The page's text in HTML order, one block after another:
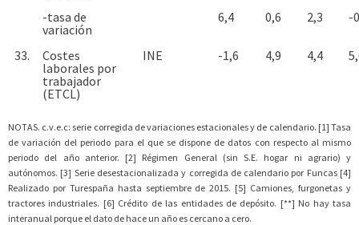
-tasa de
variación
6,4 0,6 2,3 -
33.
Costes
laborales por
trabajador
(ETCL)
INE -1,6 4,9 4,4
NOTAS. c.v.e.c: serie corregida de variaciones estacionales y de calendario. [1] Tasa
de variación del periodo para el que se dispone de datos con respecto al mismo
periodo del año anterior. [2] Régimen General (sin S.E. hogar ni agrario) y
autónomos. [3] Serie desestacionalizada y corregida de calendario por Funcas [4]
Realizado por Turespaña hasta septiembre de 2015. [5] Camiones, furgonetas y
tractores industriales. [6] Crédito de las entidades de depósito. [**] No hay tasa
interanual porque el dato de hace un año es cercano a cero.